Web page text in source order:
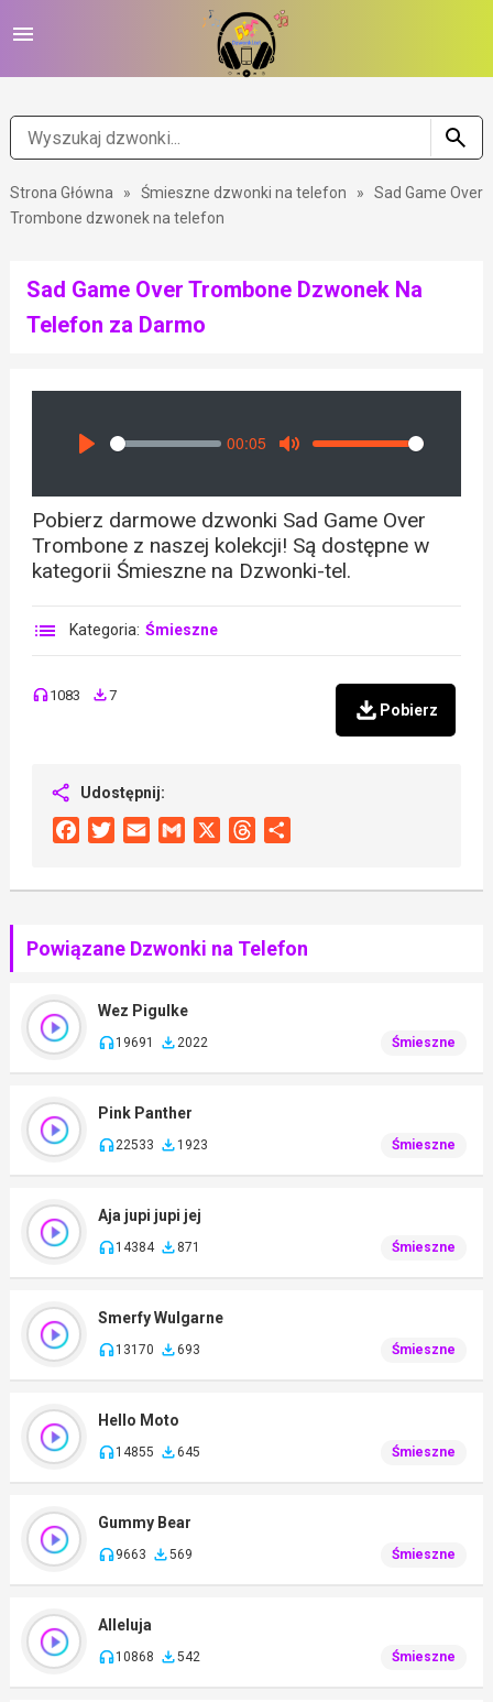
Strona Główna » Śmieszne dzwonki na telefon »
Sad Game Over
Trombone dzwonek na telefon
Sad Game Over Trombone Dzwonek Na
Telefon za Darmo
Seek
00:05
Volume
Pobierz darmowe dzwonki Sad Game Over
Trombone z naszej kolekcji! Są dostępne w
kategorii Śmieszne na Dzwonki-tel.
Kategoria: Śmieszne
1083 7
Pobierz
Udostępnij:
FacebookTwitterEmail Gmail Threads
Powiązane Dzwonki na Telefon
Wez Pigulke
19691 2022 Śmieszne
Pink Panther
22533 1923 Śmieszne
Aja jupi jupi jej
14384 871 Śmieszne
Smerfy Wulgarne
13170 693 Śmieszne
Hello Moto
14855 645 Śmieszne
Gummy Bear
9663 569 Śmieszne
Alleluja
10868 542 Śmieszne